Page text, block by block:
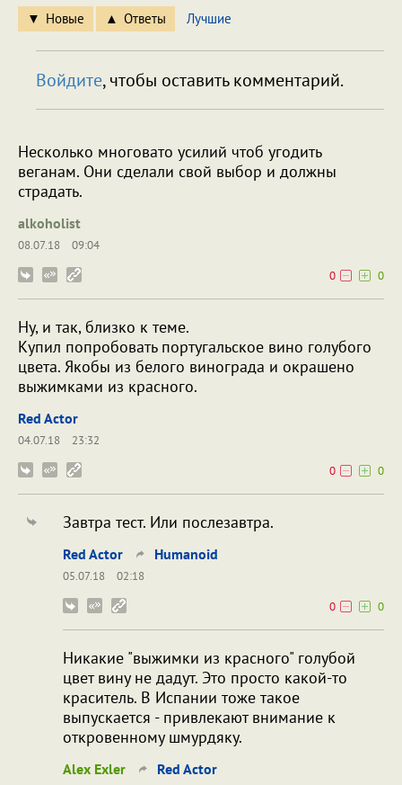
Новые Ответы Лучшие
Войдите, чтобы оставить комментарий.
Несколько многовато усилий чтоб угодить
веганам. Они сделали свой выбор и должны
страдать.
alkoholist
08.07.18
09:04
0
0
Ну, и так, близко к теме.
Купил попробовать португальское вино голубого
цвета. Якобы из белого винограда и окрашено
выжимками из красного.
Red Actor
04.07.18
23:32
0
0
Завтра тест. Или послезавтра.
Red Actor Humanoid
05.07.18
02:18
0
0
Никакие "выжимки из красного" голубой
цвет вину не дадут. Это просто какой-то
краситель. В Испании тоже такое
выпускается - привлекают внимание к
откровенному шмурдяку.
Alex Exler Red Actor